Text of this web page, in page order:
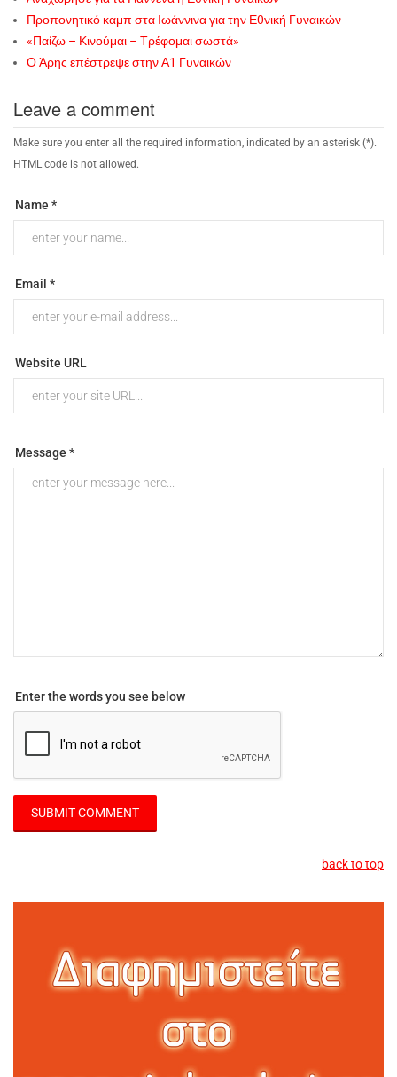
Προπονητικό καμπ στα Ιωάννινα για την Εθνική Γυναικών
«Παίζω – Κινούμαι – Τρέφομαι σωστά»
Ο Άρης επέστρεψε στην Α1 Γυναικών
Leave a comment
Make sure you enter all the required information, indicated by an asterisk (*).
HTML code is not allowed.
Name *
Email *
Website URL
Message *
Enter the words you see below
back to top